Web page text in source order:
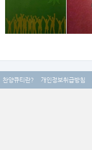
찬양큐티란? 개인정보취급방침